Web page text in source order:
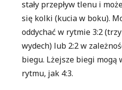
stały przepływ tlenu i
się kolki (kucia w boku).
oddychać w rytmie 3:2
wydech) lub 2:2 w
biegu. Lżejsze biegi mogą
rytmu, jak 4:3.